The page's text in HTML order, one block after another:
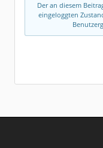
Der an diesem
eingeloggten